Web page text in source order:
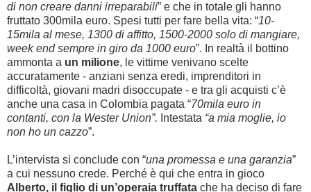
di non creare danni irreparabili” e che in totale gli hanno
fruttato 300mila euro. Spesi tutti per fare bella vita: “10-
15mila al mese, 1300 di affitto, 1500-2000 solo di mangiare,
week end sempre in giro da 1000 euro”. In realtà il bottino
ammonta a un milione, le vittime venivano scelte
accuratamente - anziani senza eredi, imprenditori in
difficoltà, giovani madri disoccupate - e tra gli acquisti c’è
anche una casa in Colombia pagata “70mila euro in
contanti, con la Wester Union”. Intestata “a mia moglie, io
non ho un cazzo”.
L’intervista si conclude con “una promessa e una garanzia”
a cui nessuno crede. Perché è qui che entra in gioco
Alberto, il figlio di un’operaia truffata che ha deciso di fare